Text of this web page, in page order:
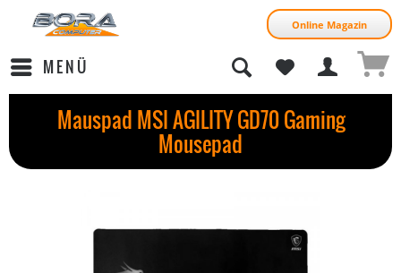
Online Magazin
MENÜ
Mauspad MSI AGILITY GD70 Gaming
Mousepad